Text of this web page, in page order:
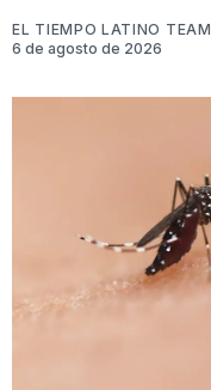
EL TIEMPO LATINO TEAM
6 de agosto de 2026